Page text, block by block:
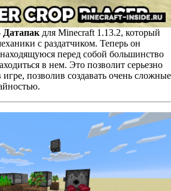
Датапакдля Minecraft 1.13.2, который
с раздатчиком. Теперь он
перед собой большинство
в нем. Это позволит серьезно
игре, позволив создавать очень сложные